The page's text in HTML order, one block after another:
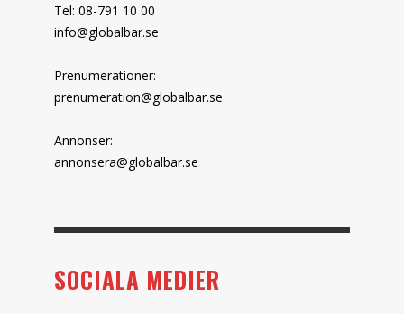
Tel: 08-791 10 00
info@globalbar.se
Prenumerationer:
prenumeration@globalbar.se
Annonser:
annonsera@globalbar.se
SOCIALA MEDIER